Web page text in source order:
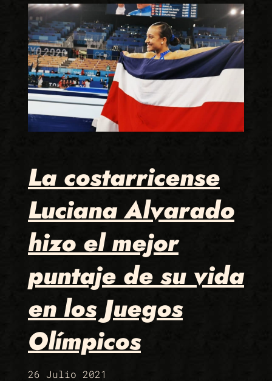
La costarricense
Luciana Alvarado
hizo el mejor
puntaje de su vida
en los Juegos
Olímpicos
26 Julio 2021